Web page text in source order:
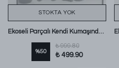
STOKTA YOK
Ekoseli Parçalı Kendi Kumaşından Düğmeli Jile Adaçayı
%50
₺ 999.80
₺ 499.90